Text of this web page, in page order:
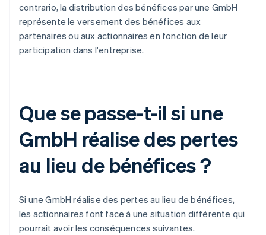
contrario, la distribution des bénéfices par une GmbH
représente le versement des bénéfices aux
partenaires ou aux actionnaires en fonction de leur
participation dans l'entreprise.
Que se passe-t-il si une
GmbH réalise des pertes
au lieu de bénéfices ?
Si une GmbH réalise des pertes au lieu de bénéfices,
les actionnaires font face à une situation différente qui
pourrait avoir les conséquences suivantes.